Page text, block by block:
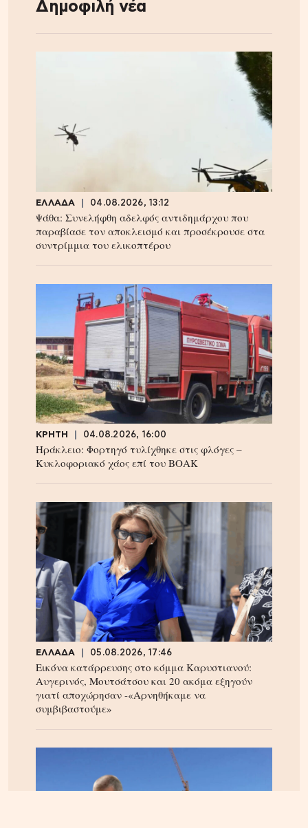
Δημοφιλή νέα
ΕΛΛΑΔΑ 04.08.2026, 13:12
Ψάθα: Συνελήφθη αδελφός αντιδημάρχου που
παραβίασε τον αποκλεισμό και προσέκρουσε στα
συντρίμμια του ελικοπτέρου
ΚΡΗΤΗ 04.08.2026, 16:00
Ηράκλειο: Φορτηγό τυλίχθηκε στις φλόγες –
Κυκλοφοριακό χάος επί του ΒΟΑΚ
ΕΛΛΑΔΑ 05.08.2026, 17:46
Εικόνα κατάρρευσης στο κόμμα Καρυστιανού:
Αυγερινός, Μουτσάτσου και 20 ακόμα εξηγούν
γιατί αποχώρησαν -«Αρνηθήκαμε να
συμβιβαστούμε»